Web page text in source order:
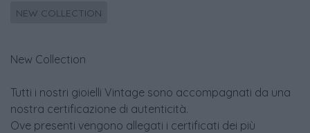
NEW COLLECTION
New Collection
Tutti i nostri gioielli Vintage sono accompagnati da una
nostra certificazione di autenticità.
Ove presenti vengono allegati i certificati dei più